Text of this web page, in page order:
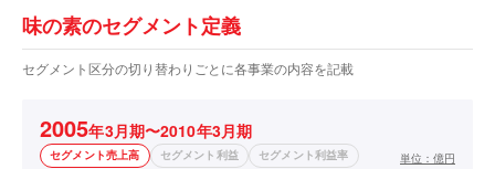
味の素のセグメント定義
セグメント区分の切り替わりごとに各事業の内容を記載
2005年3月期〜2010年3月期
セグメント売上高 セグメント利益 セグメント利益率 単位： 億円